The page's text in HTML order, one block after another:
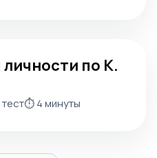
личности по К.
⏱️ 4 минуты